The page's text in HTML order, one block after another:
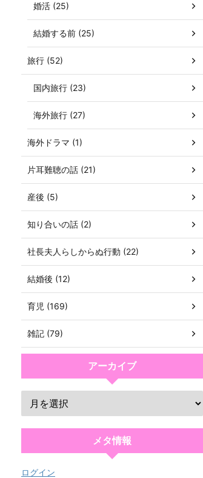
婚活 (25)
結婚する前 (25)
旅行 (52)
国内旅行 (23)
海外旅行 (27)
海外ドラマ (1)
片耳難聴の話 (21)
産後 (5)
知り合いの話 (2)
社長夫人らしからぬ行動 (22)
結婚後 (12)
育児 (169)
雑記 (79)
アーカイブ
メタ情報
ログイン